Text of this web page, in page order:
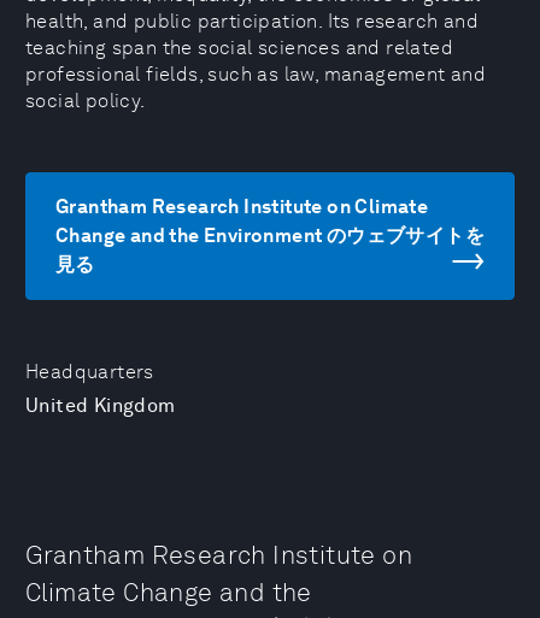
Headquarters
United Kingdom
health, and public participation. Its research and
teaching span the social sciences and related
professional fields, such as law, management and
social policy.
Grantham Research Institute on Climate
Change and the Environment のウェブサイトを
見る
Grantham Research Institute on
Climate Change and the